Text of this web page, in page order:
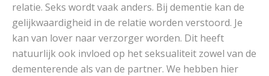
relatie. Seks wordt vaak anders. Bij dementie kan de
gelijkwaardigheid in de relatie worden verstoord. Je
kan van lover naar verzorger worden. Dit heeft
natuurlijk ook invloed op het seksualiteit zowel van de
dementerende als van de partner. We hebben hier